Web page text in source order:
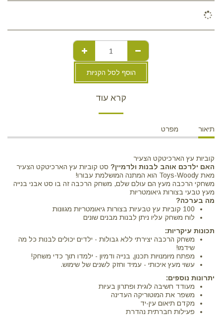
הוסף לסל הקניות
קרא עוד
תיאור מפרט
קוביות עץ הארכיטקט הצעיר
האם ילדכם אוהב לבנות ולדמיין? סט קוביות עץ הארכיטקט הצעיר
מאת Toys-Woody הוא המתנה המושלמת עבורו!
משחקי הרכבה מעץ הם עולם שלם, משחק הרכבה זה בו סט אבני בנייה
מעץ טבעי בצורות גיאומטריות
מה בערכה?
100 קוביות עץ טבעיות בצורות גיאומטריות מגוונות
לוח משחק עליו ניתן לבנות מבנים שונים
תכונות עיקריות:
משחק הרכבה יצירתי ללא גבולות - ילדים יכולים לבנות כל מה
שידמו!
מפתח מיומנויות תכנון, בנייה ודמיון - ילמדו תוך כדי משחק!
עשוי מעץ איכותי - עמיד וחזק לשנים של שימוש.
יתרונות נוספים:
מעודד חשיבה לוגית ופתרון בעיות
משפר את המוטוריקה העדינה
מקדם תיאום עין-יד
פעילות חברתית נהדרת